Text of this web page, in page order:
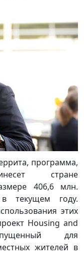
программа,
стране
406,6 млн.
в текущем году.
этих
Housing and
для
жителей в